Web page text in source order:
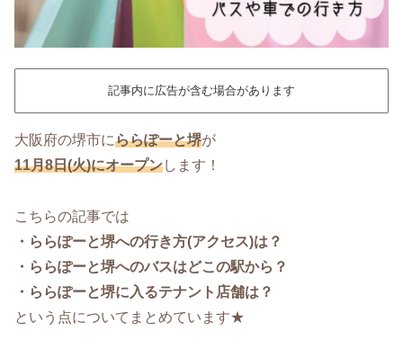
記事内に広告が含む場合があります
大阪府の堺市にららぽーと堺が
11月8日(火)にオープンします！
こちらの記事では
・ららぽーと堺への行き方(アクセス)は？
・ららぽーと堺へのバスはどこの駅から？
・ららぽーと堺に入るテナント店舗は？
という点についてまとめています★